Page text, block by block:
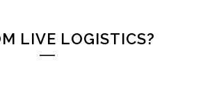
LIVE LOGISTICS?